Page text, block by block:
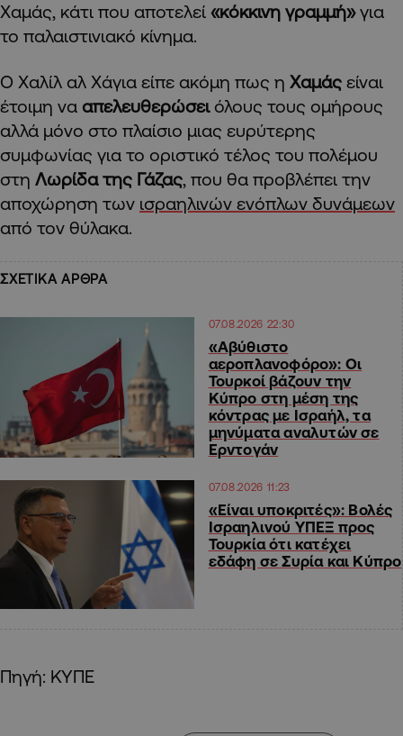
Χαμάς, κάτι που αποτελεί «κόκκινη γραμμή»για
το παλαιστινιακό κίνημα.
Ο Χαλίλ αλ Χάγια είπε ακόμη πως η Χαμάς είναι
έτοιμη να απελευθερώσει όλους τους ομήρους
αλλά μόνο στο πλαίσιο μιας ευρύτερης
συμφωνίας για το οριστικό τέλος του πολέμου
στη Λωρίδα της Γάζας, που θα προβλέπει την
αποχώρηση των ισραηλινών ενόπλων δυνάμεων
από τον θύλακα.
ΣΧΕΤΙΚΑ ΑΡΘΡΑ
07.08.2026 22:30
«Αβύθιστο
αεροπλανοφόρο»: Οι
Τουρκοί βάζουν την
Κύπρο στη μέση της
κόντρας με Ισραήλ, τα
μηνύματα αναλυτών σε
Ερντογάν
07.08.2026 11:23
«Είναι υποκριτές»: Βολές
Ισραηλινού ΥΠΕΞ προς
Τουρκία ότι κατέχει
εδάφη σε Συρία και Κύπρο
Πηγή: ΚΥΠΕ